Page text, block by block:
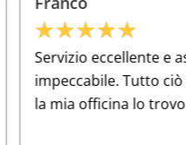
assistenza clienti
di cui ho bisogno per
qui. 5 stelle meritate!